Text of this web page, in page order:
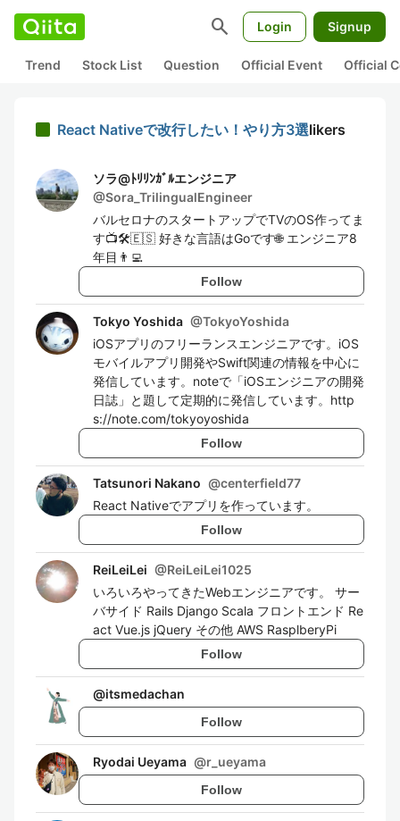
search Login Signup
Trend Stock List Question Official Event Official
React Nativeで改行したい！やり方3選likers
ソラ@ﾄﾘﾘﾝｶﾞﾙエンジニア
@Sora_TrilingualEngineer
バルセロナのスタートアップでTVのOS作ってま
す📺🛠️🇪🇸 好きな言語はGoです🌐 エンジニア8
年目👨‍💻
Follow
Tokyo Yoshida @TokyoYoshida
iOSアプリのフリーランスエンジニアです。iOS
モバイルアプリ開発やSwift関連の情報を中心に
発信しています。noteで「iOSエンジニアの開発
日誌」と題して定期的に発信しています。http
s://note.com/tokyoyoshida
Follow
Tatsunori Nakano @centerfield77
React Nativeでアプリを作っています。
Follow
ReiLeiLei @ReiLeiLei1025
いろいろやってきたWebエンジニアです。 サー
バサイド Rails Django Scala フロントエンド Re
act Vue.js jQuery その他 AWS RasplberyPi
Follow
@itsmedachan
Follow
Ryodai Ueyama @r_ueyama
Follow